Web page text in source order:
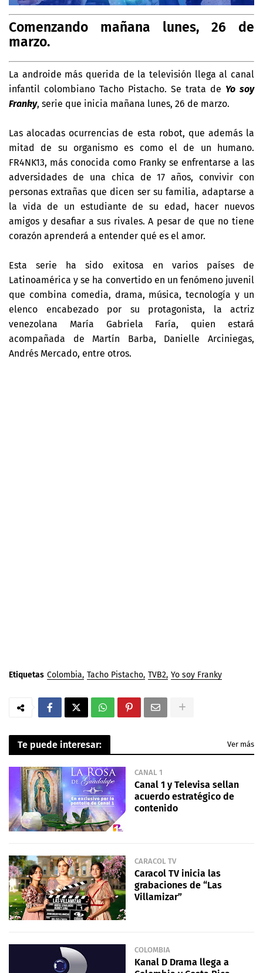
Comenzando mañana lunes, 26 de
marzo.
La androide más querida de la televisión llega al canal
infantil colombiano Tacho Pistacho. Se trata de Yo soy
Franky, serie que inicia mañana lunes, 26 de marzo.
Las alocadas ocurrencias de esta robot, que además la
mitad de su organismo es como el de un humano.
FR4NK13, más conocida como Franky se enfrentarse a las
adversidades de una chica de 17 años, convivir con
personas extrañas que dicen ser su familia, adaptarse a
la vida de un estudiante de su edad, hacer nuevos
amigos y desafiar a sus rivales. A pesar de que no tiene
corazón aprenderá a entender qué es el amor.
Esta serie ha sido exitosa en varios países de
Latinoamérica y se ha convertido en un fenómeno juvenil
que combina comedia, drama, música, tecnología y un
elenco encabezado por su protagonista, la actriz
venezolana María Gabriela Faría, quien estará
acompañada de Martín Barba, Danielle Arciniegas,
Andrés Mercado, entre otros.
Etiquetas Colombia Tacho Pistacho TVB2 Yo soy Franky
Te puede interesar: Ver más
CANAL 1
Canal 1 y Televisa sellan
acuerdo estratégico de
contenido
CARACOL TV
Caracol TV inicia las
grabaciones de “Las
Villamizar”
COLOMBIA
Kanal D Drama llega a